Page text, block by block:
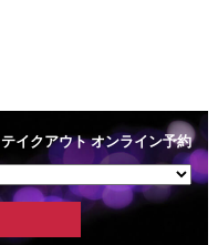
テイクアウト オンライン予約